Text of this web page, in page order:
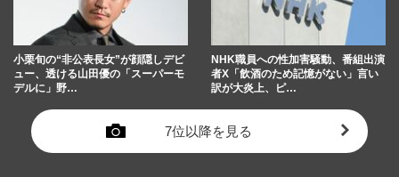
小栗旬の“非公表長女”が顔隠しデビ
ュー、透ける山田優の「スーパーモ
デルに」野…
NHK職員への性加害騒動、番組出演
者X「飲酒のため記憶がない」言い
訳が大炎上、ピ…
7位以降を見る